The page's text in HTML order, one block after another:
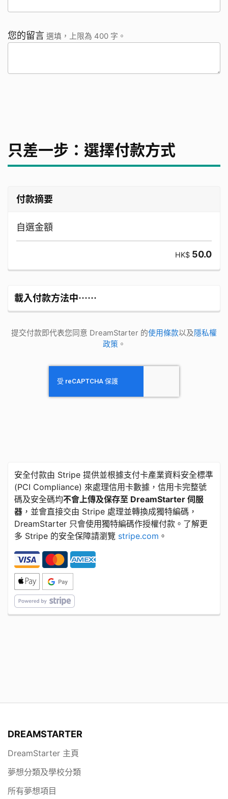
您的留言 選填，上限為 400 字。
只差一步：選擇付款方式
付款摘要
自選金額
HK$ 50.0
載入付款方法中⋯⋯
提交付款即代表您同意 DreamStarter 的使用條款以及隱私權
政策 。
安全付款由 Stripe 提供並根據支付卡產業資料安全標準
​(​PCI Compliance) 來處理信用卡數據，信用卡完整號
碼及安全碼均不會上傳及保存至 DreamStarter 伺服
器 ，並會直接交由 Stripe 處理並轉換成獨特編碼，
DreamStarter 只會使用獨特編碼作授權付款。了解更
多 Stripe 的安全保障請瀏覽 stripe.com 。
DREAMSTARTER
DreamStarter 主頁
夢想分類及學校分類
所有夢想項目